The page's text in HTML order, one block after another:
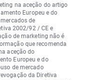
na aceção do artigo
Europeu e do
de
2002/92 / CE e
de marketing não é
que recomenda
aceção do
Europeu e do
de mercado
da Diretiva